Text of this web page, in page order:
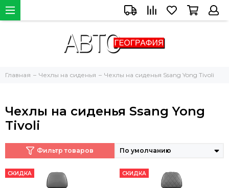
Главная Чехлы на сиденья Чехлы на сиденья Ssang Yong Tivoli
Чехлы на сиденья Ssang Yong
Tivoli
Фильтр товаров
СКИДКА СКИДКА